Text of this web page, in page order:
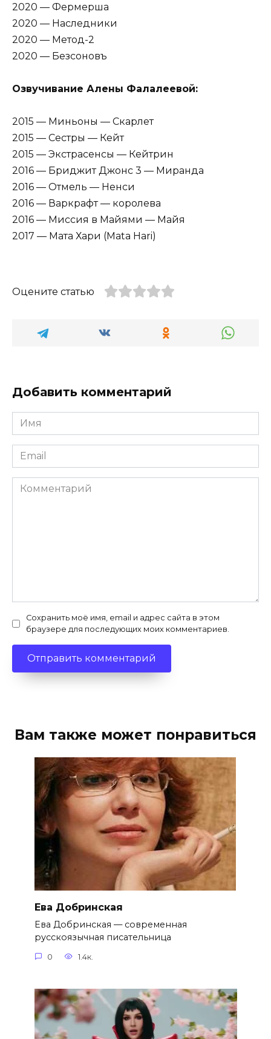
2020 — Фермерша
2020 — Наследники
2020 — Метод-2
2020 — Безсоновъ
Озвучивание Алены Фалалеевой:
2015 — Миньоны — Скарлет
2015 — Сестры — Кейт
2015 — Экстрасенсы — Кейтрин
2016 — Бриджит Джонс 3 — Миранда
2016 — Отмель — Ненси
2016 — Варкрафт — королева
2016 — Миссия в Майями — Майя
2017 — Мата Хари (Mata Hari)
Оцените статью
Добавить комментарий
Имя
*
Email
*
Комментарий
Сохранить моё имя, email и адрес сайта в этом
браузере для последующих моих комментариев.
Вам также может понравиться
Ева Добринская
Ева Добринская — современная
русскоязычная писательница
0 1.4к.